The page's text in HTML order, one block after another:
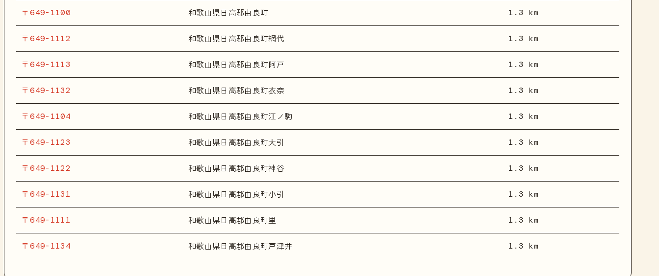
〒649-1100 和歌山県日高郡由良町 1.3 km
〒649-1112 和歌山県日高郡由良町網代 1.3 km
〒649-1113 和歌山県日高郡由良町阿戸 1.3 km
〒649-1132 和歌山県日高郡由良町衣奈 1.3 km
〒649-1104 和歌山県日高郡由良町江ノ駒 1.3 km
〒649-1123 和歌山県日高郡由良町大引 1.3 km
〒649-1122 和歌山県日高郡由良町神谷 1.3 km
〒649-1131 和歌山県日高郡由良町小引 1.3 km
〒649-1111 和歌山県日高郡由良町里 1.3 km
〒649-1134 和歌山県日高郡由良町戸津井 1.3 km